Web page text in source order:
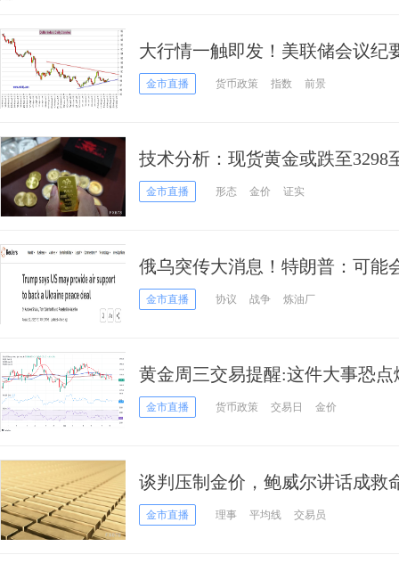
大行情一触即发！美联储会议纪
元、欧元、英镑、澳元和人民币
金市直播 货币政策 指数 前景
技术分析：现货黄金或跌至3298
金市直播 形态 金价 证实
俄乌突传大消息！特朗普：可能
克兰和平协议
金市直播 协议 战争 炼油厂
黄金周三交易提醒:这件大事恐点
析师金价技术前景分析
金市直播 货币政策 交易日 金价
谈判压制金价，鲍威尔讲话成救
势？
金市直播 理事 平均线 交易员